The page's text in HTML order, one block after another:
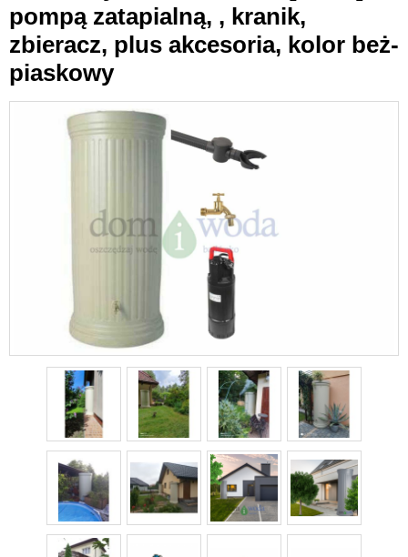
pompą zatapialną, , kranik,
zbieracz, plus akcesoria, kolor beż-
piaskowy